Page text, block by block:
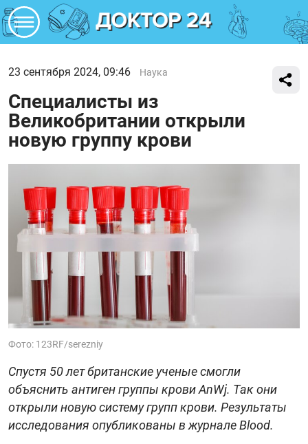
23 сентября 2024, 09:46 Наука
Специалисты из
Великобритании открыли
новую группу крови
Фото: 123RF/serezniy
Спустя 50 лет британские ученые смогли
объяснить антиген группы крови AnWj. Так они
открыли новую систему групп крови. Результаты
исследования опубликованы в журнале Blood.